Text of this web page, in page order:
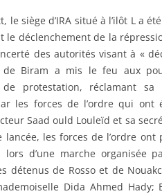
le siège d’IRA situé à l’ilôt L a
le déclenchement de la
des autorités visant à «
de Biram a mis le feu aux
de protestation, réclamant
les forces de l’ordre qui ont
Saad ould Louleïd et sa
lancée, les forces de l’ordre
lors d’une marche organisée
détenus de Rosso et de
Dida Ahmed Hady;